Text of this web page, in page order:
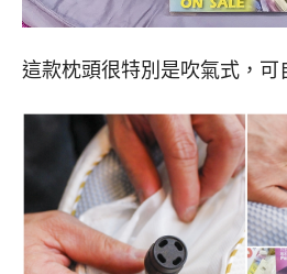
這款枕頭很特別是吹氣式，可